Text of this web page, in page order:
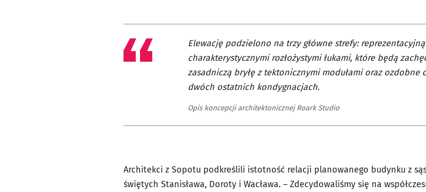
Elewację podzielono na trzy główne strefy:
charakterystycznymi rozłożystymi łukami, które będą
zasadniczą bryłę z tektonicznymi modułami oraz ozdobne
dwóch ostatnich kondygnacjach.
Opis koncepcji architektonicznej Roark Studio
Architekci z Sopotu podkreślili istotność relacji planowanego budynku z
świętych Stanisława, Doroty i Wacława. – Zdecydowaliśmy się na